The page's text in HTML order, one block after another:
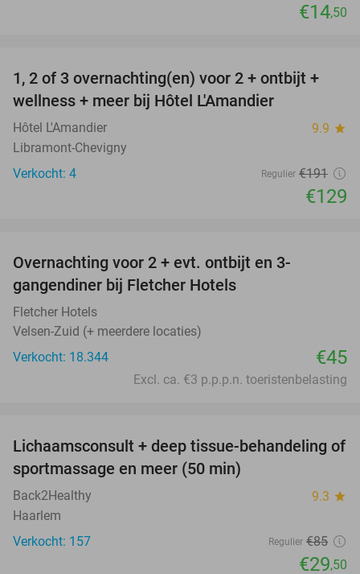
€14,50
32%
TODAY
1, 2 of 3 overnachting(en) voor 2 + ontbijt +
wellness + meer bij Hôtel L'Amandier
Hôtel L'Amandier 9.9 star
Libramont-Chevigny
Verkocht: 4
Regulier €191
€129
Overnachting voor 2 + evt. ontbijt en 3-
gangendiner bij Fletcher Hotels
Fletcher Hotels
Velsen-Zuid (+ meerdere locaties)
Verkocht: 18.344
€45
Excl. ca. €3 p.p.p.n. toeristenbelasting
65%
Lichaamsconsult + deep tissue-behandeling of
sportmassage en meer (50 min)
Back2Healthy 9.3 star
Haarlem
Verkocht: 157
Regulier €85
€29,50